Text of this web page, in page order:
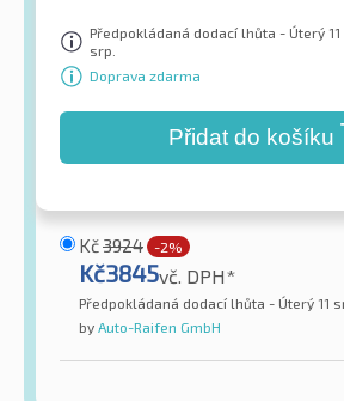
Předpokládaná dodací lhůta - Úterý 11
srp.
Doprava zdarma
Přidat do košíku
Kč3924 -2%
Kč3845vč. DPH*
Předpokládaná dodací lhůta - Úterý 11
by Auto-Raifen GmbH